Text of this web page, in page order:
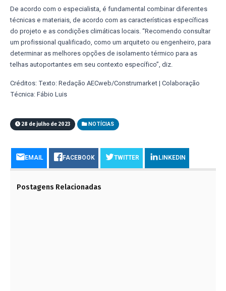
De acordo com o especialista, é fundamental combinar diferentes
técnicas e materiais, de acordo com as características específicas
do projeto e as condições climáticas locais. “Recomendo consultar
um profissional qualificado, como um arquiteto ou engenheiro, para
determinar as melhores opções de isolamento térmico para as
telhas autoportantes em seu contexto específico”, diz.
Créditos: Texto: Redação AECweb/Construmarket | Colaboração
Técnica: Fábio Luis
28 de julho de 2023 NOTÍCIAS
EMAIL FACEBOOK TWITTER LINKEDIN
Postagens Relacionadas